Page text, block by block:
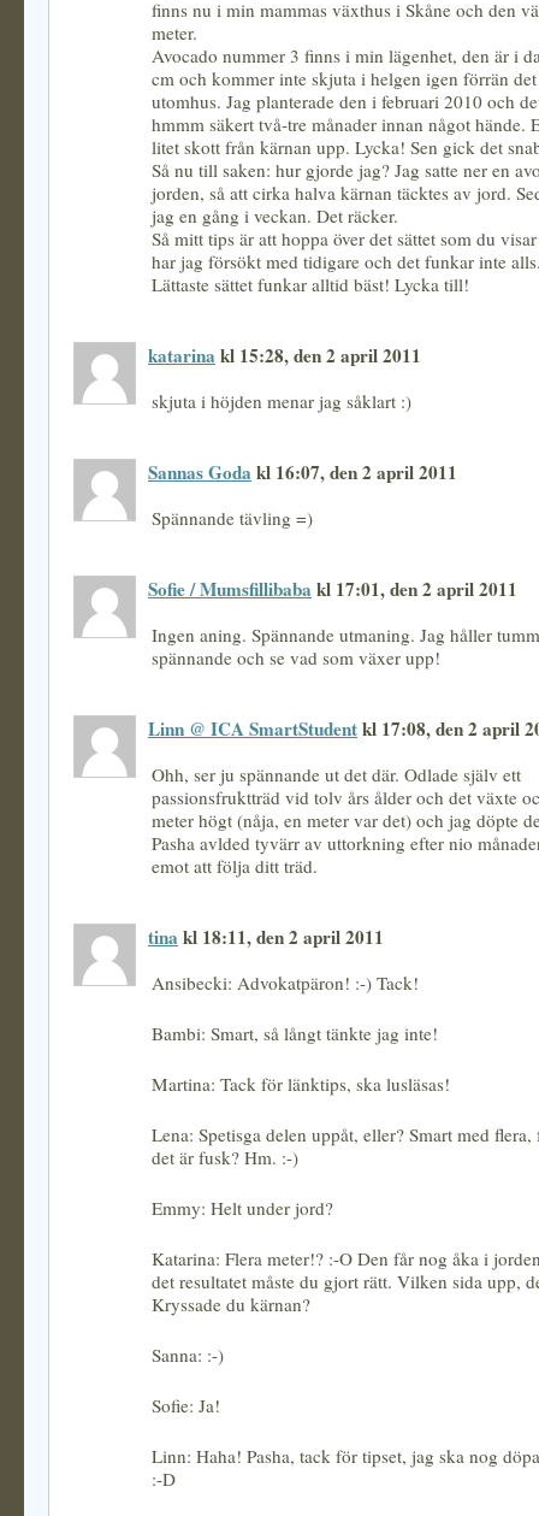
finns nu i min mammas växthus i Skåne och den
meter.
Avocado nummer 3 finns i min lägenhet, den är i
cm och kommer inte skjuta i helgen igen förrän
utomhus. Jag planterade den i februari 2010 och
hmmm säkert två-tre månader innan något hände.
litet skott från kärnan upp. Lycka! Sen gick det
Så nu till saken: hur gjorde jag? Jag satte ner en
jorden, så att cirka halva kärnan täcktes av jord.
jag en gång i veckan. Det räcker.
Så mitt tips är att hoppa över det sättet som du
har jag försökt med tidigare och det funkar inte
Lättaste sättet funkar alltid bäst! Lycka till!
katarina kl 15:28, den 2 april 2011
skjuta i höjden menar jag såklart :)
Sannas Goda kl 16:07, den 2 april 2011
Spännande tävling =)
Sofie / Mumsfillibaba kl 17:01, den 2 april 2011
Ingen aning. Spännande utmaning. Jag håller
spännande och se vad som växer upp!
Linn @ ICA SmartStudentkl 17:08, den 2 april
Ohh, ser ju spännande ut det där. Odlade själv ett
passionsfruktträd vid tolv års ålder och det växte
meter högt (nåja, en meter var det) och jag döpte
Pasha avlded tyvärr av uttorkning efter nio
emot att följa ditt träd.
tina kl 18:11, den 2 april 2011
Ansibecki: Advokatpäron! :-) Tack!
Bambi: Smart, så långt tänkte jag inte!
Martina: Tack för länktips, ska lusläsas!
Lena: Spetisga delen uppåt, eller? Smart med
det är fusk? Hm. :-)
Emmy: Helt under jord?
Katarina: Flera meter!? :-O Den får nog åka i
det resultatet måste du gjort rätt. Vilken sida upp,
Kryssade du kärnan?
Sanna: :-)
Sofie: Ja!
Linn: Haha! Pasha, tack för tipset, jag ska nog
:-D